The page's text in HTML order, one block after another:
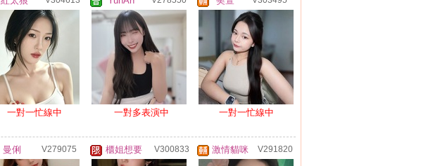
一對一忙線中 一對多表演中 一對一忙線中
曼俐 V279075 櫃姐想要 V300833 激情貓咪 V291820